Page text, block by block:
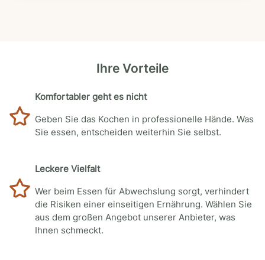
Ihre Vorteile
Komfortabler geht es nicht
Geben Sie das Kochen in professionelle Hände. Was
Sie essen, entscheiden weiterhin Sie selbst.
Leckere Vielfalt
Wer beim Essen für Abwechslung sorgt, verhindert
die Risiken einer einseitigen Ernährung. Wählen Sie
aus dem großen Angebot unserer Anbieter, was
Ihnen schmeckt.